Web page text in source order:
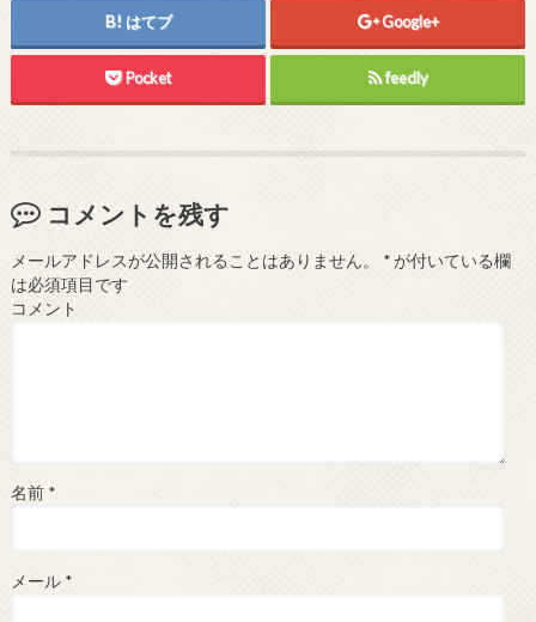
はてブ Google+
Pocket feedly
コメントを残す
メールアドレスが公開されることはありません。 *が付いている欄
は必須項目です
コメント
名前 *
メール *